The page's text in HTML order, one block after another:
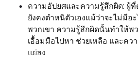
ความอัปยศและความรู้สึกผิด: ผู้
ยังคงตำหนิตัวเองแม้ว่าจะไม่มีอ
พวกเขา ความรู้สึกผิดนั้นทำให้พ
เอื้อมมือไปหา ช่วยเหลือ และคว
แย่ลง